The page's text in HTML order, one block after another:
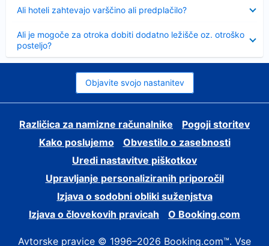
Ali hoteli zahtevajo varščino ali predplačilo?
Ali je mogoče za otroka dobiti dodatno ležišče oz. otroško
posteljo?
Objavite svojo nastanitev
Različica za namizne računalnike
Pogoji storitev
Kako poslujemo
Obvestilo o zasebnosti
Uredi nastavitve piškotkov
Upravljanje personaliziranih priporočil
Izjava o sodobni obliki suženjstva
Izjava o človekovih pravicah
O Booking.com
Avtorske pravice © 1996–2026 Booking.com™. Vse